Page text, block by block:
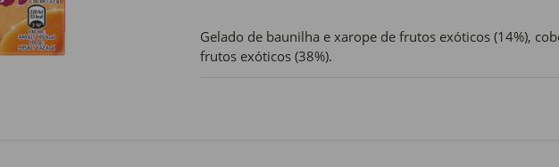
Gelado de baunilha e xarope de frutos exóticos (14%),
frutos exóticos (38%).